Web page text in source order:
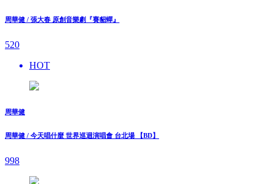
周華健 / 張大春 原創音樂劇『賽貂蟬』
520
HOT
周華健
周華健 / 今天唱什麼 世界巡迴演唱會 台北場 【BD】
998